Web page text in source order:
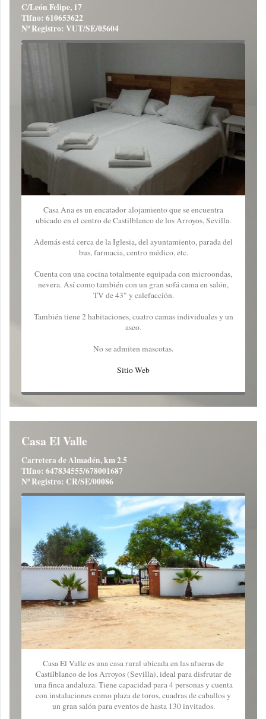
C/León Felipe, 17
Tlfno: 610653622
Nº Registro: VUT/SE/05604
Casa Ana es un encatador alojamiento que se encuentra
ubicado en el centro de Castilblanco de los Arroyos, Sevilla.
Además está cerca de la Iglesia, del ayuntamiento, parada del
bus, farmacia, centro médico, etc.
Cuenta con una cocina totalmente equipada con microondas,
nevera. Así como también con un gran sofá cama en salón,
TV de 43" y calefacción.
También tiene 2 habitaciones, cuatro camas individuales y un
aseo.
No se admiten mascotas.
Sitio Web
Casa El Valle
Carretera de Almadén, km 2.5
Tlfno: 647834555/678001687
Nº Registro: CR/SE/00086
Casa El Valle es una casa rural ubicada en las afueras de
Castilblanco de los Arroyos (Sevilla), ideal para disfrutar de
una finca andaluza. Tiene capacidad para 4 personas y cuenta
con instalaciones como plaza de toros, cuadras de caballos y
un gran salón para eventos de hasta 130 invitados.